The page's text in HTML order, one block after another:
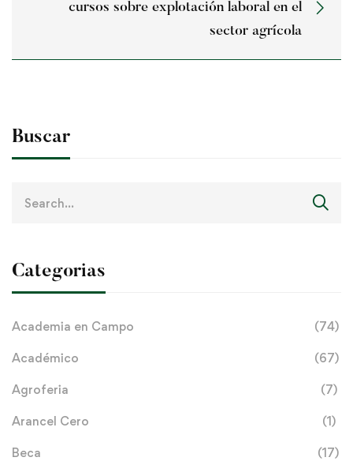
cursos sobre explotación laboral en el
sector agrícola
Buscar
Categorias
Academia en Campo (74)
Académico (67)
Agroferia (7)
Arancel Cero (1)
Beca (17)